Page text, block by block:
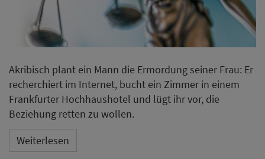
Akribisch plant ein Mann die Ermordung seiner Frau: Er
recherchiert im Internet, bucht ein Zimmer in einem
Frankfurter Hochhaushotel und lügt ihr vor, die
Beziehung retten zu wollen.
Weiterlesen